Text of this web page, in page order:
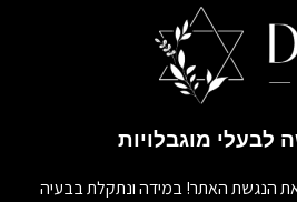
מוגבלויות
הנגשת האתר! במידה ונתקלת בבעיה